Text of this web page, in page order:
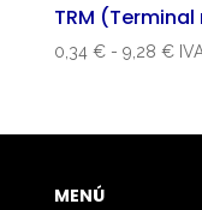
TRM
0,34 € - 9,28 €
MENÚ